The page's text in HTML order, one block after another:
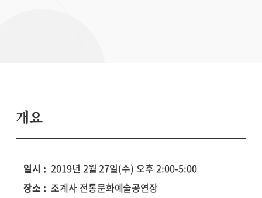
개요
일시 : 2019년 2월 27일(수) 오후 2:00-5:00
장소 : 조계사 전통문화예술공연장